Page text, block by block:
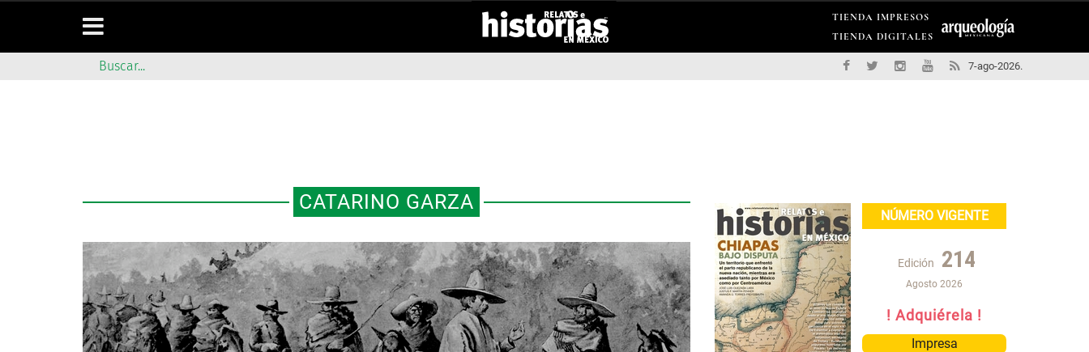
TIENDA IMPRESOS
TIENDA DIGITALES
7-ago-2026.
CATARINO GARZA
NÚMERO VIGENTE
Edición 214
Agosto 2026
! Adquiérela !
Impresa